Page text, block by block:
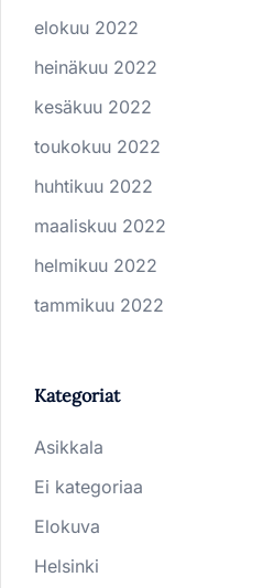
elokuu 2022
heinäkuu 2022
kesäkuu 2022
toukokuu 2022
huhtikuu 2022
maaliskuu 2022
helmikuu 2022
tammikuu 2022
Kategoriat
Asikkala
Ei kategoriaa
Elokuva
Helsinki